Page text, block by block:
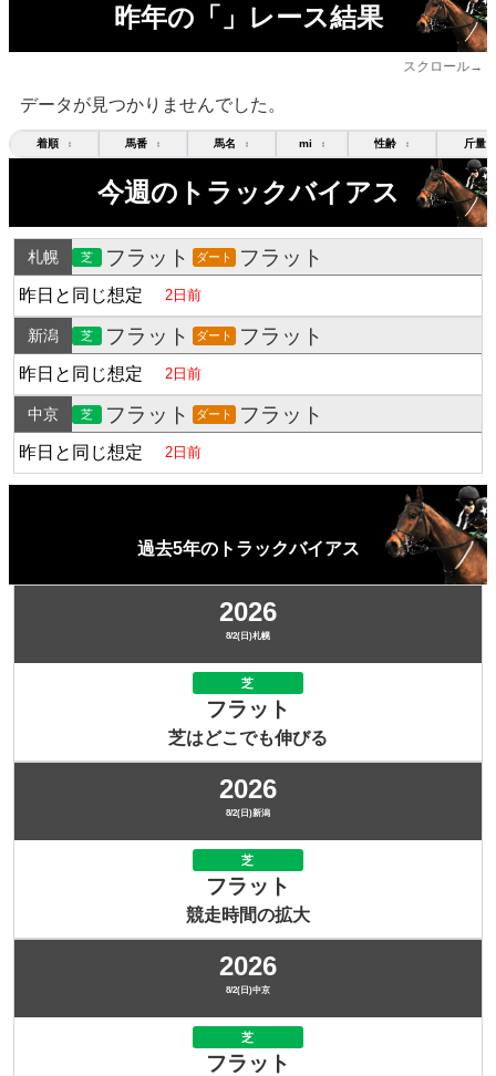
昨年の「」レース結果
スクロール→
データが見つかりませんでした。
着順 ↕ 馬番 ↕ 馬名 ↕ mi ↕ 性齢 ↕ 斤量
今週のトラックバイアス
札幌 芝 フラット ダート フラット
昨日と同じ想定 2日前
新潟 芝 フラット ダート フラット
昨日と同じ想定 2日前
中京 芝 フラット ダート フラット
昨日と同じ想定 2日前
過去5年のトラックバイアス
2026
8/2(日)札幌
芝
フラット
芝はどこでも伸びる
2026
8/2(日)新潟
芝
フラット
競走時間の拡大
2026
8/2(日)中京
芝
フラット